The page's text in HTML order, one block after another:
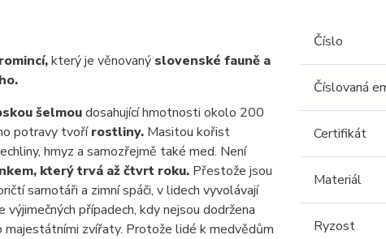
který je věnovaný slovenské fauně a
šelmoudosahující hmotnosti okolo 200
potravy tvořírostliny. Masitou kořist
hmyz a samozřejmě také med. Není
který trvá až čtvrt roku. Přestože jsou
samotáři a zimní spáči, v lidech vyvolávají
případech, kdy nejsou dodržena
zvířaty. Protože lidé k medvědům
Číslo
Číslovaná
Certifikát
Materiál
Ryzost